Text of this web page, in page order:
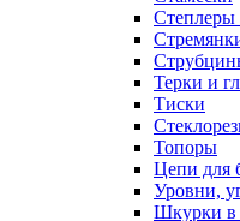
Степлеры
Терки и
Тиски
Топоры
Цепи для
Уровни,
Шкурки в